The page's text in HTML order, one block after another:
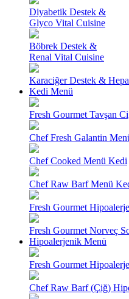
Diyabetik Destek &
Glyco Vital Cuisine
Böbrek Destek &
Renal Vital Cuisine
Karaciğer Destek &
Kedi Menü
Fresh Gourmet Tavşan
Chef Fresh Galantin
Chef Cooked Menü Kedi
Chef Raw Barf Menü
Fresh Gourmet
Fresh Gourmet Norveç
Hipoalerjenik Menü
Fresh Gourmet
Chef Raw Barf (Çiğ)